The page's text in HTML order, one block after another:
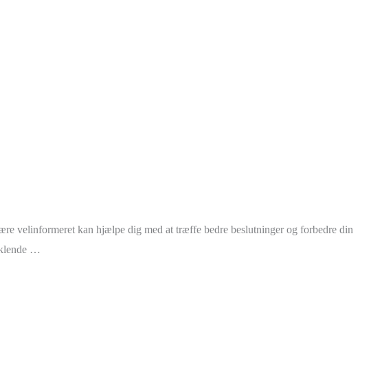
velinformeret kan hjælpe dig med at træffe bedre beslutninger og forbedre din
…